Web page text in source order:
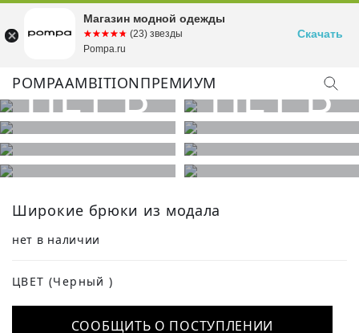
POMPAAMBITIONПРЕМИУМ
КУПИТЬ ОБРАЗ
Широкие брюки из модала
нет в наличии
ЦВЕТ (Черный )
СООБЩИТЬ О ПОСТУПЛЕНИИ
Магазин модной одежды
☆☆☆☆☆
★★★★★ (23) звезды
Pompa.ru
Скачать